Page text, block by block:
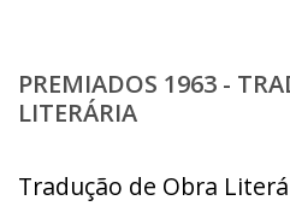
PREMIADOS 1963 -
LITERÁRIA
Tradução de Obra